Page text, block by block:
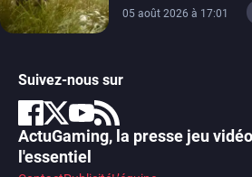
05 août 2026 à 17:01
Suivez-nous sur
ActuGaming, la presse jeu
l'essentiel